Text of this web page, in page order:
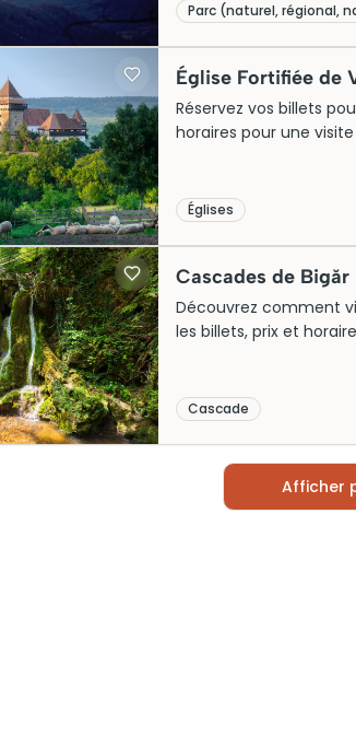
Parc (naturel, régional,
Église Fortifiée de
Réservez vos billets
horaires pour une
Églises
Cascades de Bigăr
Découvrez comment
les billets, prix et
Cascade
Afficher